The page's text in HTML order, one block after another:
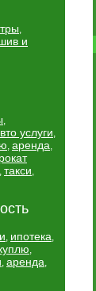
,
и
,
услуги,
, аренда,
, такси,
, ипотека,
,
, аренда,